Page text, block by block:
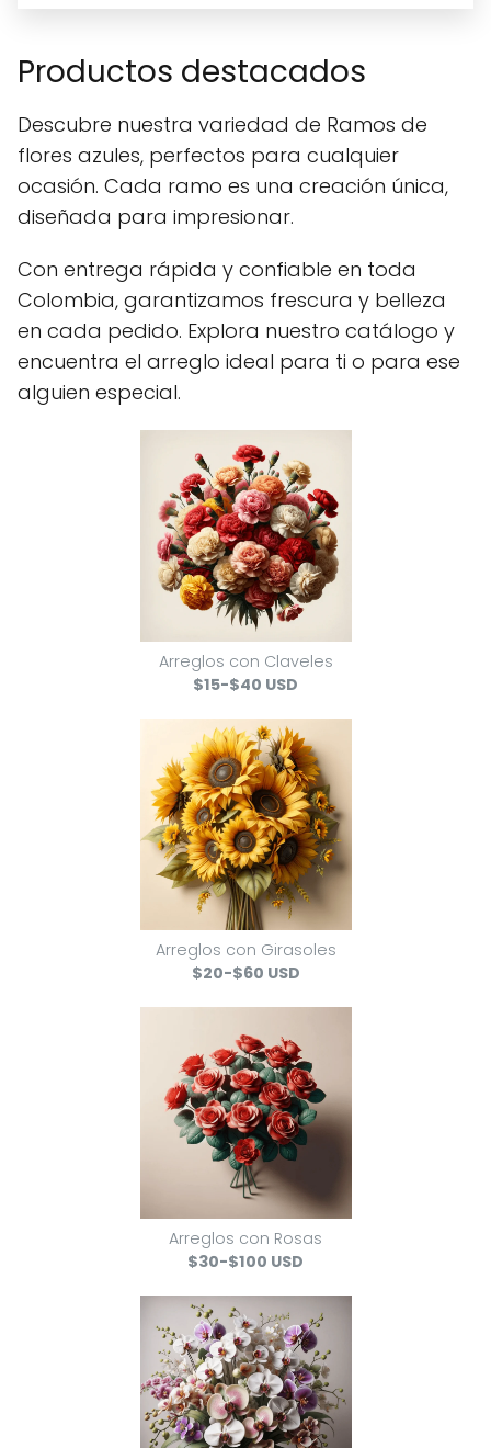
Productos destacados
Descubre nuestra variedad de Ramos de
flores azules, perfectos para cualquier
ocasión. Cada ramo es una creación única,
diseñada para impresionar.
Con entrega rápida y confiable en toda
Colombia, garantizamos frescura y belleza
en cada pedido. Explora nuestro catálogo y
encuentra el arreglo ideal para ti o para ese
alguien especial.
Arreglos con Claveles
$15-$40 USD
Arreglos con Girasoles
$20-$60 USD
Arreglos con Rosas
$30-$100 USD